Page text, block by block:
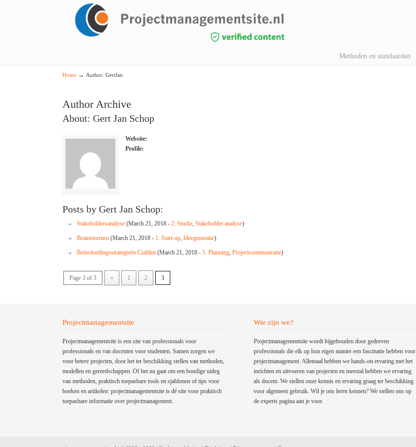
Methoden en standaarden
Home→ Author: GertJan
Author Archive
About: Gert Jan Schop
Website:
Profile:
Posts by Gert Jan Schop:
Stakeholdersanalyse(March 21, 2018 - 2. Studie, Stakeholder analyse)
Brainstormen(March 21, 2018 - 1. Start-up, Ideegeneratie)
Beïnvloedingsstrategieën Cialdini(March 21, 2018 - 5. Planning, Projectcommunicatie)
Page 3 of 3 « 1 2 3
Projectmanagementsite
Projectmanagementsite is een site van professionals voor
professionals en van docenten voor studenten. Samen zorgen we
voor betere projecten, door het ter beschikking stellen van methoden,
modellen en gereedschappen. Of het nu gaat om een bondige uitleg
van methoden, praktisch toepasbare tools en sjablonen of tips voor
boeken en artikelen: projectmanagementsite is dé site voor praktisch
toepasbare informatie over projectmanagement.
Wie zijn we?
Projectmanagementsite wordt bijgebouden door gedreven
professionals die elk op hun eigen manier een fascinatie hebben voor
projectmanagement. Allemaal hebben we hands-on ervaring met het
inrichten en uitvoeren van projecten en meestal hebben we ervaring
als docent. We stellen onze kennis en ervaring graag ter beschikking
voor algemeen gebruik. Wil je ons leren kennen? We stellen ons op
de experts pagina aan je voor.